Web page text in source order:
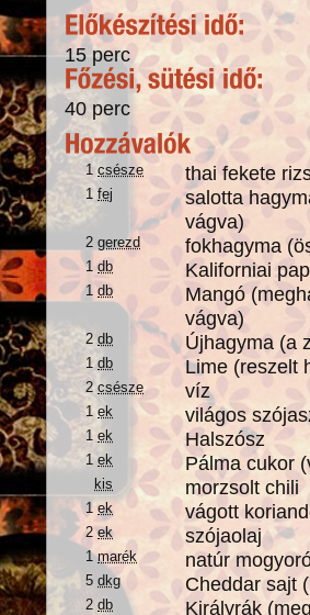
15 perc
40 perc
1csésze thai fekete
1fej
salotta
vágva)
2gerezd fokhagyma
1db Kaliforniai
1db
Mangó
vágva)
2db Újhagyma (a
1db Lime (reszelt
2csésze víz
1ek világos
1ek Halszósz
1ek Pálma cukor
kis morzsolt chili
1ek vágott
2ek szójaolaj
1marék natúr
5dkg Cheddar sajt
2db Királyrák